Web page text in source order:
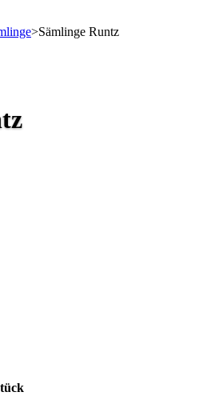
>Sämlinge Runtz